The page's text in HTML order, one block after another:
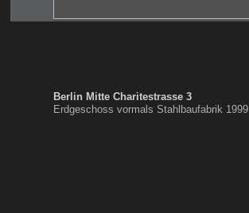
Berlin Mitte Charitestrasse 3
Erdgeschoss vormals Stahlbaufabrik 1999